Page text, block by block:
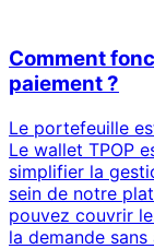
Comment
paiement ?
Le portefeuille
Le wallet TPOP
simplifier la
sein de notre
pouvez couvrir
la demande sans